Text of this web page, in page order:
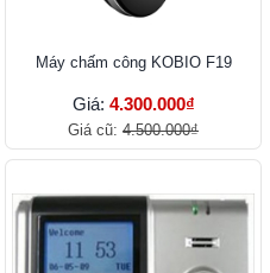
Máy chấm công KOBIO F19
Giá: 4.300.000₫
Giá cũ: 4.500.000₫